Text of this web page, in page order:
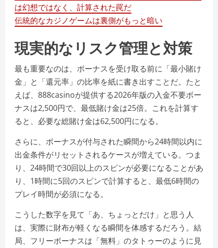
は幻想ではなく、計算された罠だ
伝統的なカジノゲームは裏側がもっと暗い
現実的なリスク管理と対策
最も重要なのは、ボーナスを受け取る前に「最小賭け
金」と「還元率」の比率を紙に書き出すことだ。たと
えば、888casinoが提供する2026年版の入金不要ボー
ナスは2,500円で、最低賭け金は25倍。これを計算す
ると、必要な総賭け金は62,500円になる。
さらに、ボーナスが付与された瞬間から24時間以内に
出金条件がリセットされるケースが増えている。つま
り、24時間で30回以上のスピンが必要になることがあ
り、1時間に5回のスピンで計算すると、最低6時間の
プレイ時間が必須になる。
こうした数字を見て「あ、ちょっとだけ」と思う人
は、実際に財布が軽くなる瞬間を体感するだろう。結
局、フリーボーナスは「無料」のタトゥーのように見